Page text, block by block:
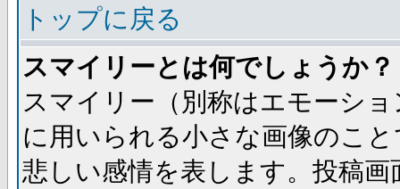
トップに戻る
スマイリーとは何でしょうか？
スマイリー（別称はエモーシ
に用いられる小さな画像のこ
悲しい感情を表します。投稿